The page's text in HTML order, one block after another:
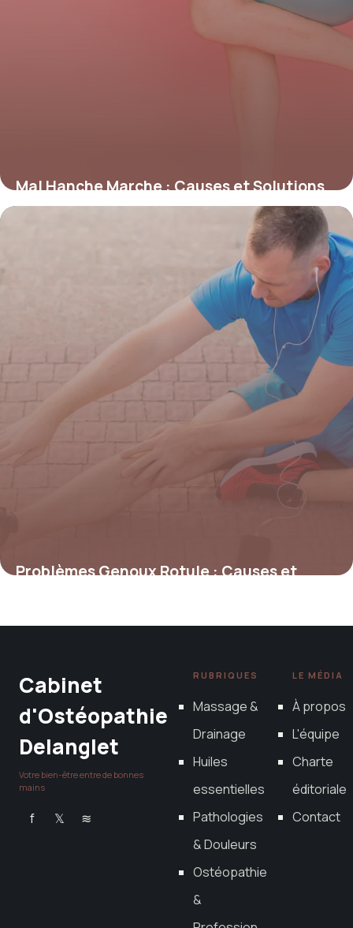
Mal Hanche Marche : Causes et Solutions
Problèmes Genoux Rotule : Causes et
22 mai 2026
Cabinet
d'Ostéopathie
Delanglet
Votre bien-être entre de bonnes
mains
f 𝕏 ≋
RUBRIQUES
Massage &
Drainage
Huiles
essentielles
Pathologies
& Douleurs
Ostéopathie
&
LE MÉDIA
À propos
L'équipe
Charte
éditoriale
Contact